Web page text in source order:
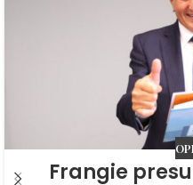
Frangie